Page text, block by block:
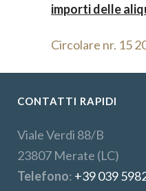
importi delle
Circolare nr. 15
CONTATTI RAPIDI
Viale Verdi 88/B
23807 Merate (LC)
Telefono: +39 039